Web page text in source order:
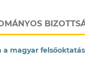
magyar